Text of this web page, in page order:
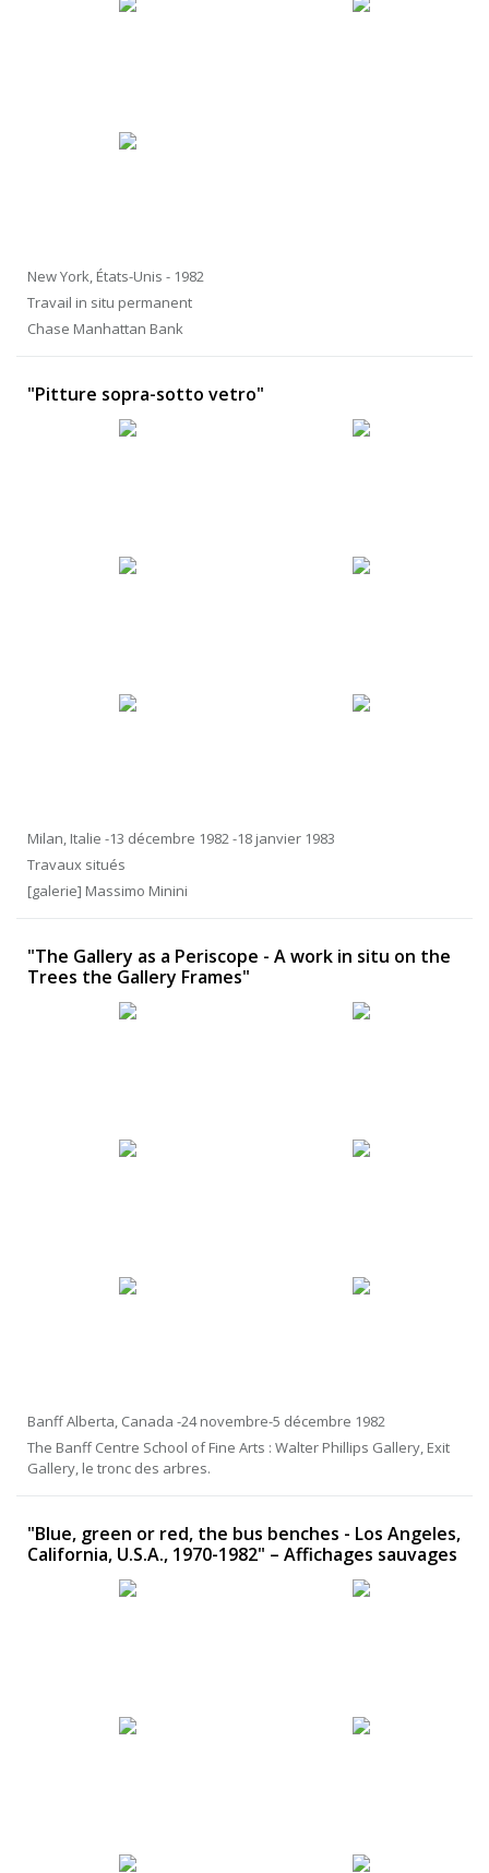
New York, États-Unis - 1982
Travail in situ permanent
Chase Manhattan Bank
"Pitture sopra-sotto vetro"
Milan, Italie -13 décembre 1982 -18 janvier 1983
Travaux situés
[galerie] Massimo Minini
"The Gallery as a Periscope - A work in situ on the
Trees the Gallery Frames"
Banff Alberta, Canada -24 novembre-5 décembre 1982
The Banff Centre School of Fine Arts : Walter Phillips Gallery, Exit
Gallery, le tronc des arbres.
"Blue, green or red, the bus benches - Los Angeles,
California, U.S.A., 1970-1982" – Affichages sauvages